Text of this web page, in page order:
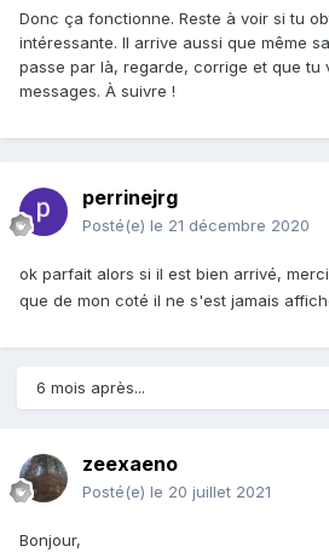
Donc ça fonctionne. Reste à voir si tu
intéressante. Il arrive aussi que même
passe par là, regarde, corrige et que tu
messages. À suivre !
perrinejrg
Posté(e) le 21 décembre 2020
ok parfait alors si il est bien arrivé, merci
que de mon coté il ne s'est jamais
6 mois après...
zeexaeno
Posté(e) le 20 juillet 2021
Bonjour,